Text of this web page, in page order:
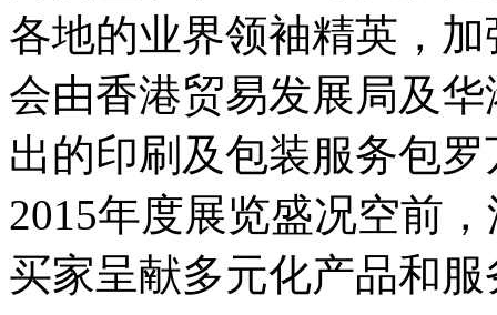
各地的业界领袖精英，
会由香港贸易发展局及
出的印刷及包装服务包
2015年度展览盛况空前
买家呈献多元化产品和服